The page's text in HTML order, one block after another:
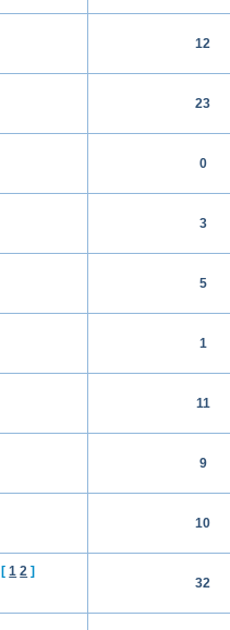
12
23
0
3
5
1
11
9
10
[ 1 2 ]
32